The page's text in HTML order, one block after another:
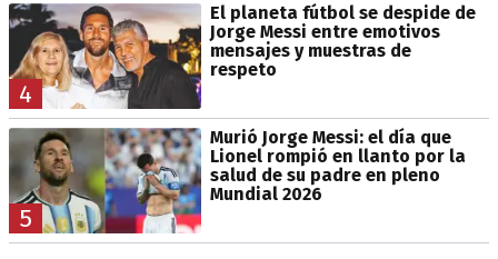
4
El planeta fútbol se despide de
Jorge Messi entre emotivos
mensajes y muestras de
respeto
5
Murió Jorge Messi: el día que
Lionel rompió en llanto por la
salud de su padre en pleno
Mundial 2026